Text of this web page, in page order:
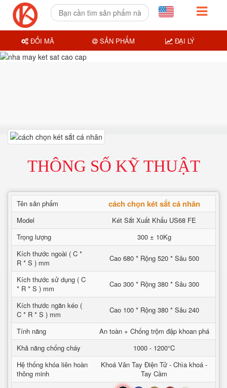
THÔNG SỐ KỸ THUẬT
Tên sản phẩm cách chọn két sắt cá nhân
Model
Két Sắt Xuất Khẩu US68 FE
Trọng lượng
300 ± 10Kg
Kích thước ngoài ( C *
R * S ) mm
Cao 680 * Rộng 520 * Sâu 500
Kích thước sử dụng ( C
* R * S ) mm
Cao 300 * Rộng 380 * Sâu 300
Kích thước ngăn kéo (
C * R * S ) mm
Cao 100 * Rộng 380 * Sâu 240
Tính năng
An toàn + Chống trộm đập khoan phá
Khả năng chống cháy
1000 - 1200°C
Hệ thống khóa liên hoàn
thông minh
Khoá Vân Tay Điện Tử - Chìa khoá -
Tay Cầm
ĐỔI MÃ SẢN PHẨM ĐẠI LÝ